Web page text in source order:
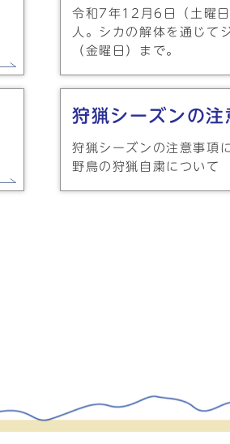
令和7年12月6日（土曜
人。シカの解体を通じて
（金曜日）まで。
狩猟シーズンの注
狩猟シーズンの注意事項
野鳥の狩猟自粛について